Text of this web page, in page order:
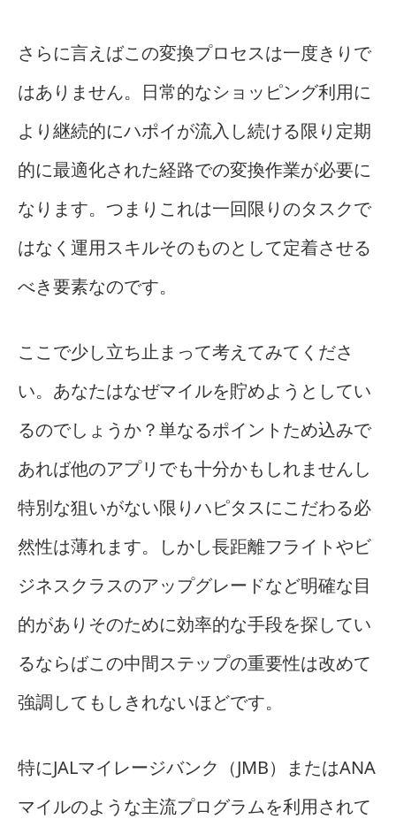
さらに言えばこの変換プロセスは一度きりで
はありません。日常的なショッピング利用に
より継続的にハポイが流入し続ける限り定期
的に最適化された経路での変換作業が必要に
なります。つまりこれは一回限りのタスクで
はなく運用スキルそのものとして定着させる
べき要素なのです。
ここで少し立ち止まって考えてみてくださ
い。あなたはなぜマイルを貯めようとしてい
るのでしょうか？単なるポイントため込みで
あれば他のアプリでも十分かもしれませんし
特別な狙いがない限りハピタスにこだわる必
然性は薄れます。しかし長距離フライトやビ
ジネスクラスのアップグレードなど明確な目
的がありそのために効率的な手段を探してい
るならばこの中間ステップの重要性は改めて
強調してもしきれないほどです。
特にJALマイレージバンク（JMB）またはANA
マイルのような主流プログラムを利用されて